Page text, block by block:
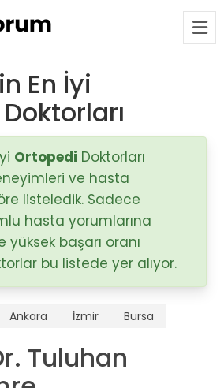
Ayşecan Enmutlu
Seyhan
Songül Alemdaroğlu
Seyhan
göster
En İyi
Ortopedi Doktorları
ve hasta
listeledik. Sadece
hasta yorumlarına
başarı oranı
bu listede yer alıyor.
Ankara İzmir Bursa
Tuluhan